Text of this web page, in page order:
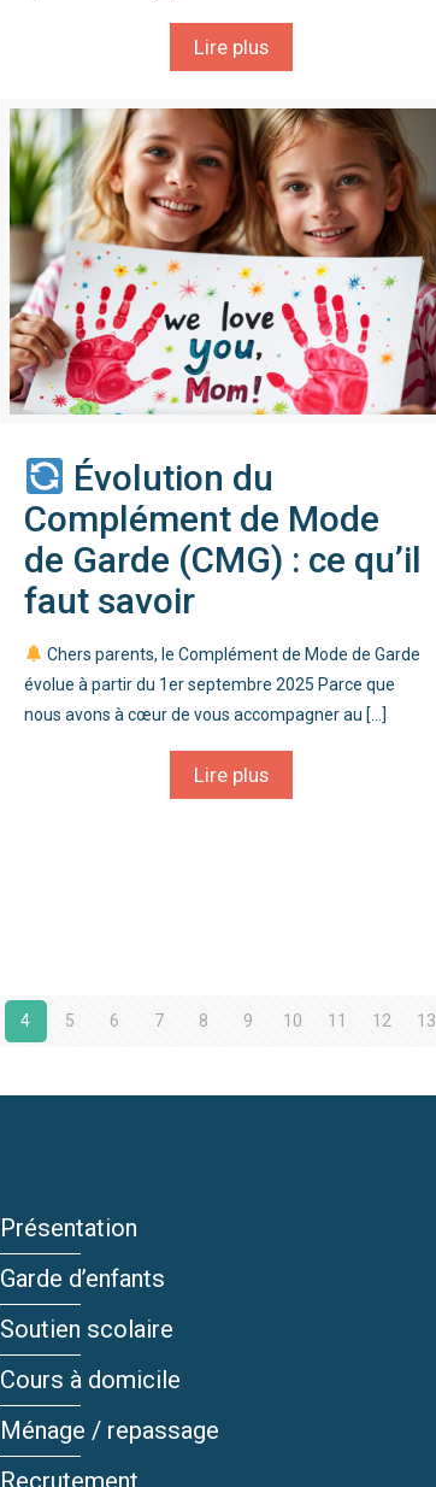
Lire plus
Évolution du
Complément de Mode
de Garde (CMG) : ce qu’il
faut savoir
Chers parents, le Complément de Mode de Garde
évolue à partir du 1er septembre 2025 Parce que
nous avons à cœur de vous accompagner au […]
Lire plus
4 5 6 7 8 9 10 11 12 13
Présentation
Garde d’enfants
Soutien scolaire
Cours à domicile
Ménage / repassage
Recrutement